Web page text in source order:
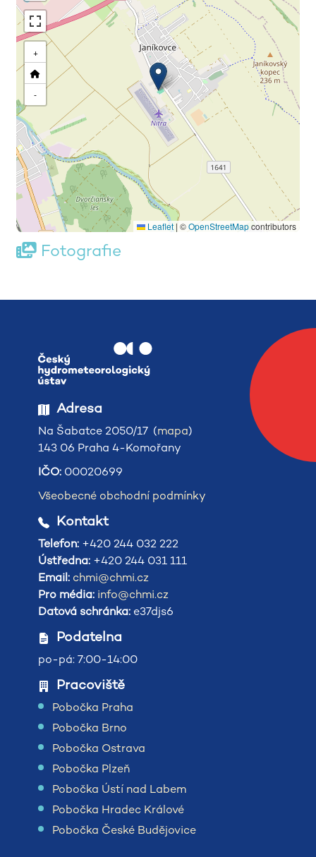
+
-
Leaflet | ©OpenStreetMapcontributors
Fotografie
Adresa
Na Šabatce 2050/17 (mapa)
143 06 Praha 4-Komořany
IČO: 00020699
Všeobecné obchodní podmínky
Kontakt
Telefon: +420 244 032 222
Ústředna: +420 244 031 111
Email: chmi@chmi.cz
Pro média: info@chmi.cz
Datová schránka: e37djs6
Podatelna
po-pá: 7:00-14:00
Pracoviště
Pobočka Praha
Pobočka Brno
Pobočka Ostrava
Pobočka Plzeň
Pobočka Ústí nad Labem
Pobočka Hradec Králové
Pobočka České Budějovice